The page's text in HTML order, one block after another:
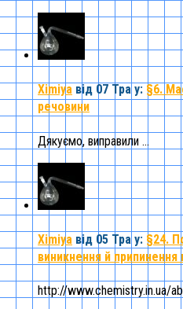
Ximiya від 07 Тра у: §6.
речовини
Дякуємо, виправили ...
Ximiya від 05 Тра у: §24.
виникнення й припинення
http://www.chemistry.in.ua/